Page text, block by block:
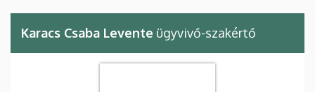
Karacs Csaba Levente ügyvivő-szakértő